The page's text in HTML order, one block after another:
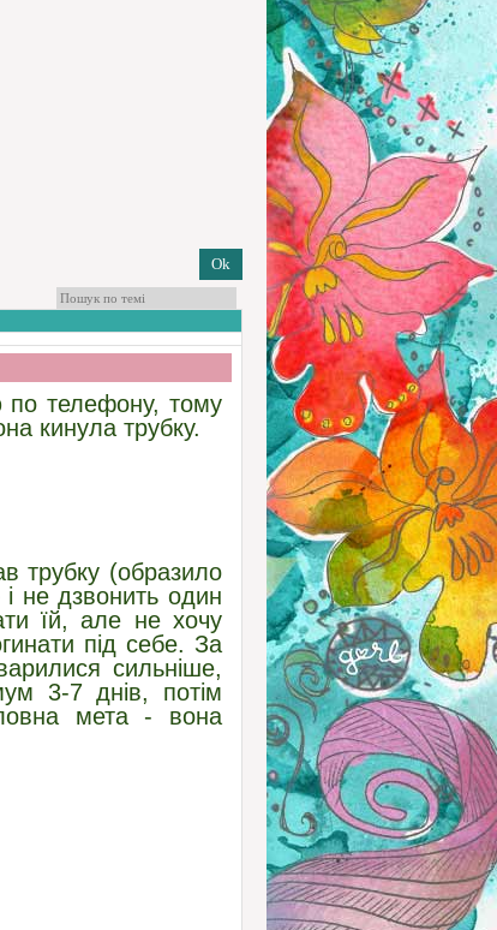
по телефону, тому
кинула трубку.
трубку (образило
не дзвонить один
їй, але не хочу
під себе. За
сильніше,
3-7 днів, потім
мета - вона